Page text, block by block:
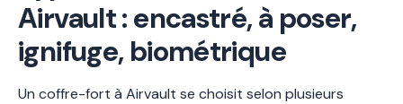
Airvault : encastré, à poser,
ignifuge, biométrique
Un coffre-fort à Airvault se choisit selon plusieurs